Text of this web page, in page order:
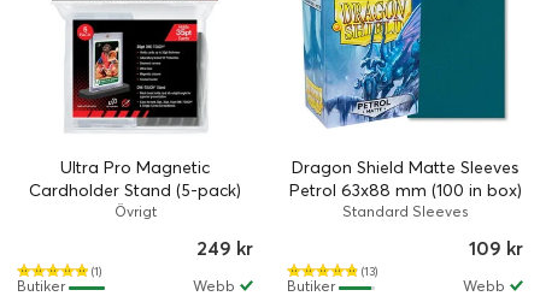
Ultra Pro Magnetic
Cardholder Stand (5-pack)
Övrigt
(1)
249 kr
Webb
Butiker
Dragon Shield Matte Sleeves
Petrol 63x88 mm (100 in box)
Standard Sleeves
(13)
109 kr
Webb
Butiker